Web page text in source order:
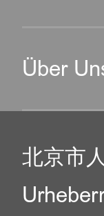
Über
北京市